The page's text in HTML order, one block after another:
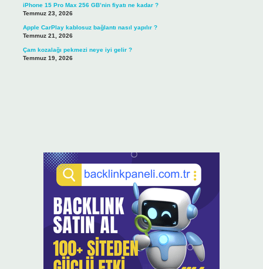
iPhone 15 Pro Max 256 GB’nin fiyatı ne kadar ?
Temmuz 23, 2026
Apple CarPlay kablosuz bağlantı nasıl yapılır ?
Temmuz 21, 2026
Çam kozalağı pekmezi neye iyi gelir ?
Temmuz 19, 2026